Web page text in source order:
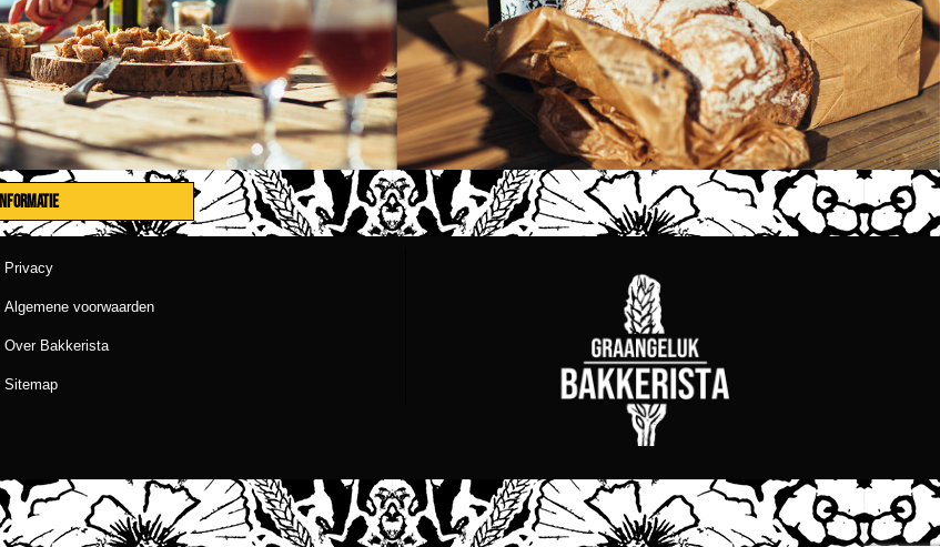
INFORMATIE
Privacy
Algemene voorwaarden
Over Bakkerista
Sitemap